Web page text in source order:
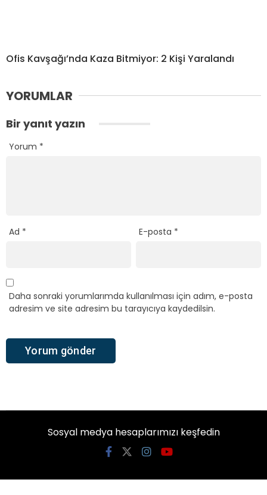
Ofis Kavşağı’nda Kaza Bitmiyor: 2 Kişi Yaralandı
YORUMLAR
Bir yanıt yazın
Yorum *
Ad * E-posta *
Daha sonraki yorumlarımda kullanılması için adım, e-posta
adresim ve site adresim bu tarayıcıya kaydedilsin.
Sosyal medya hesaplarımızı keşfedin